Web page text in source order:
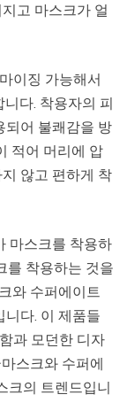
고 마스크가 얼
이징 가능해서
다. 착용자의 피
되어 불쾌감을 방
적어 머리에 압
않고 편하게 착
마스크를 착용하
를 착용하는 것을
와 수퍼에이트
다. 이 제품들
과 모던한 디자
스크와 수퍼에
크의 트렌드입니